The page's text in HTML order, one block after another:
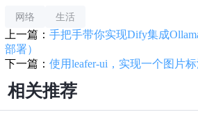
网络 生活
上一篇： 手把手带你实现Dify集成
部署）
下一篇： 使用leafer-ui，实现一个图片
相关推荐